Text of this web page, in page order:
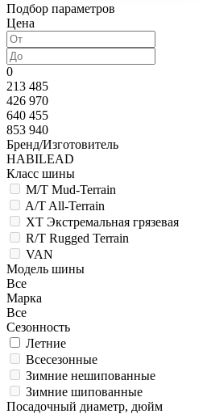
По возрастанию
По популярности
Подбор параметров
Цена
0
213 485
426 970
640 455
853 940
Бренд/Изготовитель
HABILEAD
Класс шины
M/T Mud-Terrain
A/T All-Terrain
XT Экстремальная грязевая
R/T Rugged Terrain
VAN
Модель шины
Все
Марка
Все
Сезонность
Летние
Всесезонные
Зимние нешипованные
Зимние шипованные
Посадочный диаметр, дюйм